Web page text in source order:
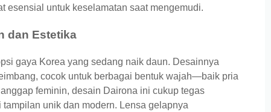
esensial untuk keselamatan saat mengemudi.
dan Estetika
gaya Korea yang sedang naik daun. Desainnya
cocok untuk berbagai bentuk wajah—baik pria
feminin, desain Dairona ini cukup tegas
unik dan modern. Lensa gelapnya